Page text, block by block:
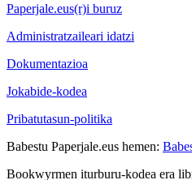
Paperjale.eus(r)i buruz
Administratzaileari idatzi
Dokumentazioa
Jokabide-kodea
Pribatutasun-politika
Babestu Paperjale.eus hemen:
Bookwyrmen iturburu-kodea era